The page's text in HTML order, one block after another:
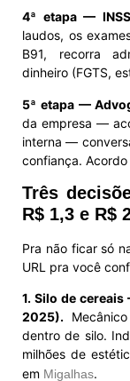
4ª etapa —
laudos, os
B91, recorra
dinheiro (FGTS,
5ª etapa —
da empresa —
interna —
confiança.
Três
R$ 1,3 e R$
Pra não ficar só
URL pra você
1. Silo de
2025).
dentro de silo.
milhões de
em Migalhas.